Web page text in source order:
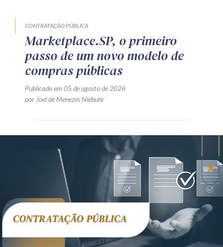
CONTRATAÇÃO PÚBLICA
Marketplace.SP, o primeiro
passo de um novo modelo de
compras públicas
Publicado em 05 de agosto de 2026
por Joel de Menezes Niebuhr